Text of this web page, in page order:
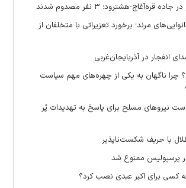
قره‌آغاج-هشترود؛ ۳ نفر مصدوم شدند
مرند؛ برخورد تعزیراتی با متخلفان از
انفجار در آذربایجان‌غربی
چرا ناگهان به یکی از چهره‌های مهم سیاست
نیرو‌های مسلح برای پاسخ به تهدیدات پُر
با حریف شکست‌ناپذیر
پرسپولیس ممنوع شد
کسی برای اکبر عبدی نصب کرد؟